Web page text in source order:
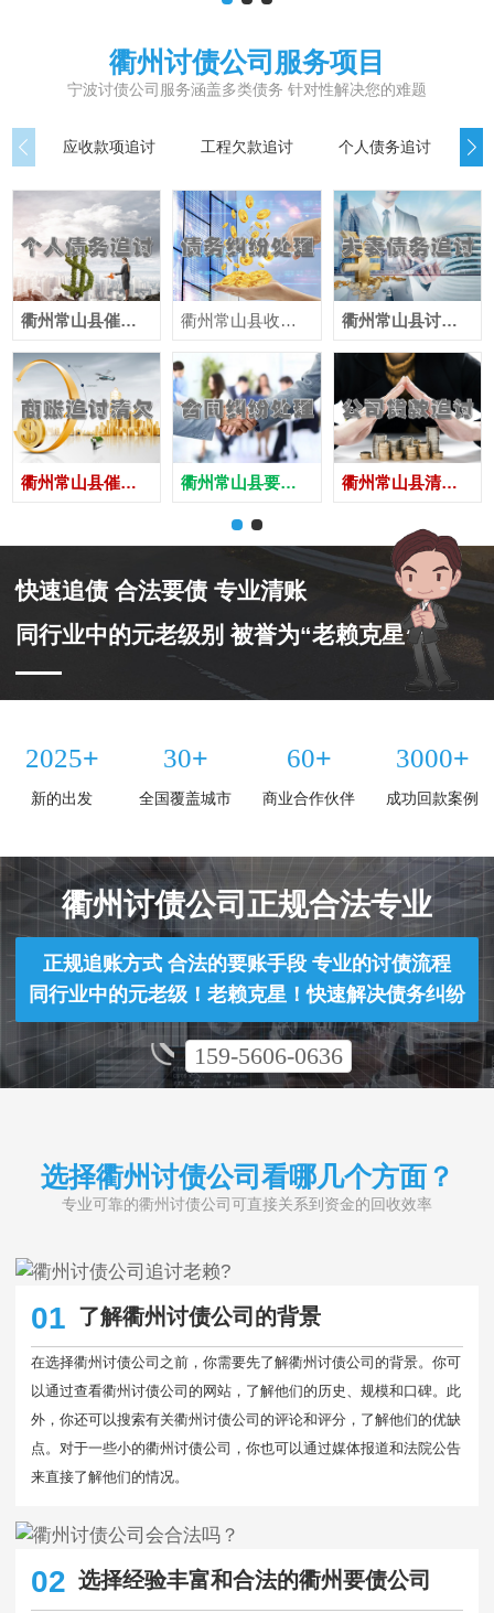
衢州讨债公司服务项目
宁波讨债公司服务涵盖多类债务 针对性解决您的难题
应收款项追讨 工程欠款追讨 个人债务追讨
衢州常山县催收公司
衢州常山县催债公司
衢州常山县收账公司
衢州常山县要账公司
衢州常山县讨账公司
衢州常山县清债公司
快速追债 合法要债 专业清账
同行业中的元老级别 被誉为“老赖克星”
2025+
新的出发
30+
全国覆盖城市
60+
商业合作伙伴
3000+
成功回款案例
衢州讨债公司正规合法专业
正规追账方式 合法的要账手段 专业的讨债流程
同行业中的元老级！老赖克星！快速解决债务纠纷
159-5606-0636
选择衢州讨债公司看哪几个方面？
专业可靠的衢州讨债公司可直接关系到资金的回收效率
01 了解衢州讨债公司的背景
在选择衢州讨债公司之前，你需要先了解衢州讨债公司的背景。你可
以通过查看衢州讨债公司的网站，了解他们的历史、规模和口碑。此
外，你还可以搜索有关衢州讨债公司的评论和评分，了解他们的优缺
点。对于一些小的衢州讨债公司，你也可以通过媒体报道和法院公告
来直接了解他们的情况。
02 选择经验丰富和合法的衢州要债公司